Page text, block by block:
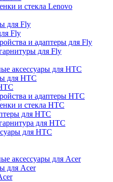
и стекла Lenovo
для Fly
Fly
и адаптеры для Fly
для Fly
аксессуары для HTC
для HTC
и адаптеры HTC
и стекла HTC
для HTC
для HTC
для HTC
аксессуары для Acer
для Acer